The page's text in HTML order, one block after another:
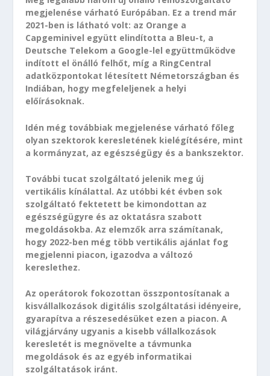
megjelenése várható Európában. Ez a trend már
2021-ben is látható volt: az Orange a
Capgeminivel együtt elindította a Bleu-t, a
Deutsche Telekom a Google-lel együttműködve
indított el önálló felhőt, míg a RingCentral
adatközpontokat létesített Németországban és
Indiában, hogy megfeleljenek a helyi
előírásoknak.
Idén még továbbiak megjelenése várható főleg
olyan szektorok keresletének kielégítésére, mint
a kormányzat, az egészségügy és a bankszektor.
További tucat szolgáltató jelenik meg új
vertikális kínálattal. Az utóbbi két évben sok
szolgáltató fektetett be kimondottan az
egészségügyre és az oktatásra szabott
megoldásokba. Az elemzők arra számítanak,
hogy 2022-ben még több vertikális ajánlat fog
megjelenni piacon, igazodva a változó
kereslethez.
Az operátorok fokozottan összpontosítanak a
kisvállalkozások digitális szolgáltatási idényeire,
gyarapítva a részesedésüket ezen a piacon. A
világjárvány ugyanis a kisebb vállalkozások
keresletét is megnövelte a távmunka
megoldások és az egyéb informatikai
szolgáltatások iránt.